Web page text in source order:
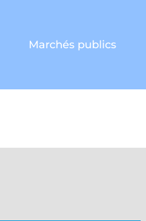
Marchés publics